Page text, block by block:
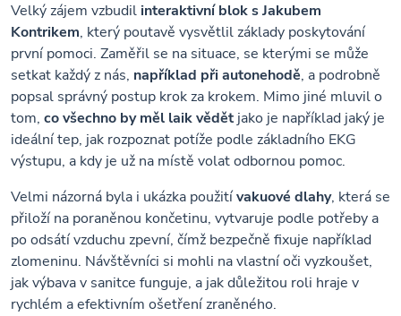
Velký zájem vzbudil interaktivní blok s Jakubem
Kontrikem, který poutavě vysvětlil základy poskytování
první pomoci. Zaměřil se na situace, se kterými se může
setkat každý z nás, například při autonehodě, a podrobně
popsal správný postup krok za krokem. Mimo jiné mluvil o
tom, co všechno by měl laik vědět jako je například jaký je
ideální tep, jak rozpoznat potíže podle základního EKG
výstupu, a kdy je už na místě volat odbornou pomoc.
Velmi názorná byla i ukázka použitívakuové dlahy, která se
přiloží na poraněnou končetinu, vytvaruje podle potřeby a
po odsátí vzduchu zpevní, čímž bezpečně fixuje například
zlomeninu. Návštěvníci si mohli na vlastní oči vyzkoušet,
jak výbava v sanitce funguje, a jak důležitou roli hraje v
rychlém a efektivním ošetření zraněného.